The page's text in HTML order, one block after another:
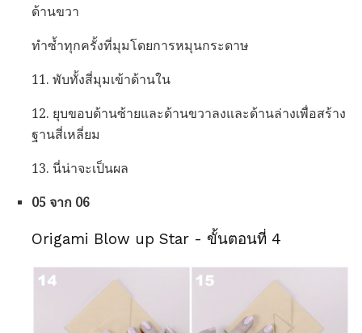
ด้านขวา
ทำซ้ำทุกครั้งที่มุมโดยการหมุนกระดาษ
11. พับทั้งสี่มุมเข้าด้านใน
12. ยุบขอบด้านซ้ายและด้านขวาลงและด้านล่างเพื่อสร้าง
ฐานสี่เหลี่ยม
13. นี่น่าจะเป็นผล
05 จาก 06
Origami Blow up Star - ขั้นตอนที่ 4